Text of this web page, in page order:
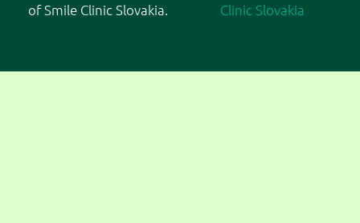
of Smile Clinic Slovakia.
Clinic Slovakia